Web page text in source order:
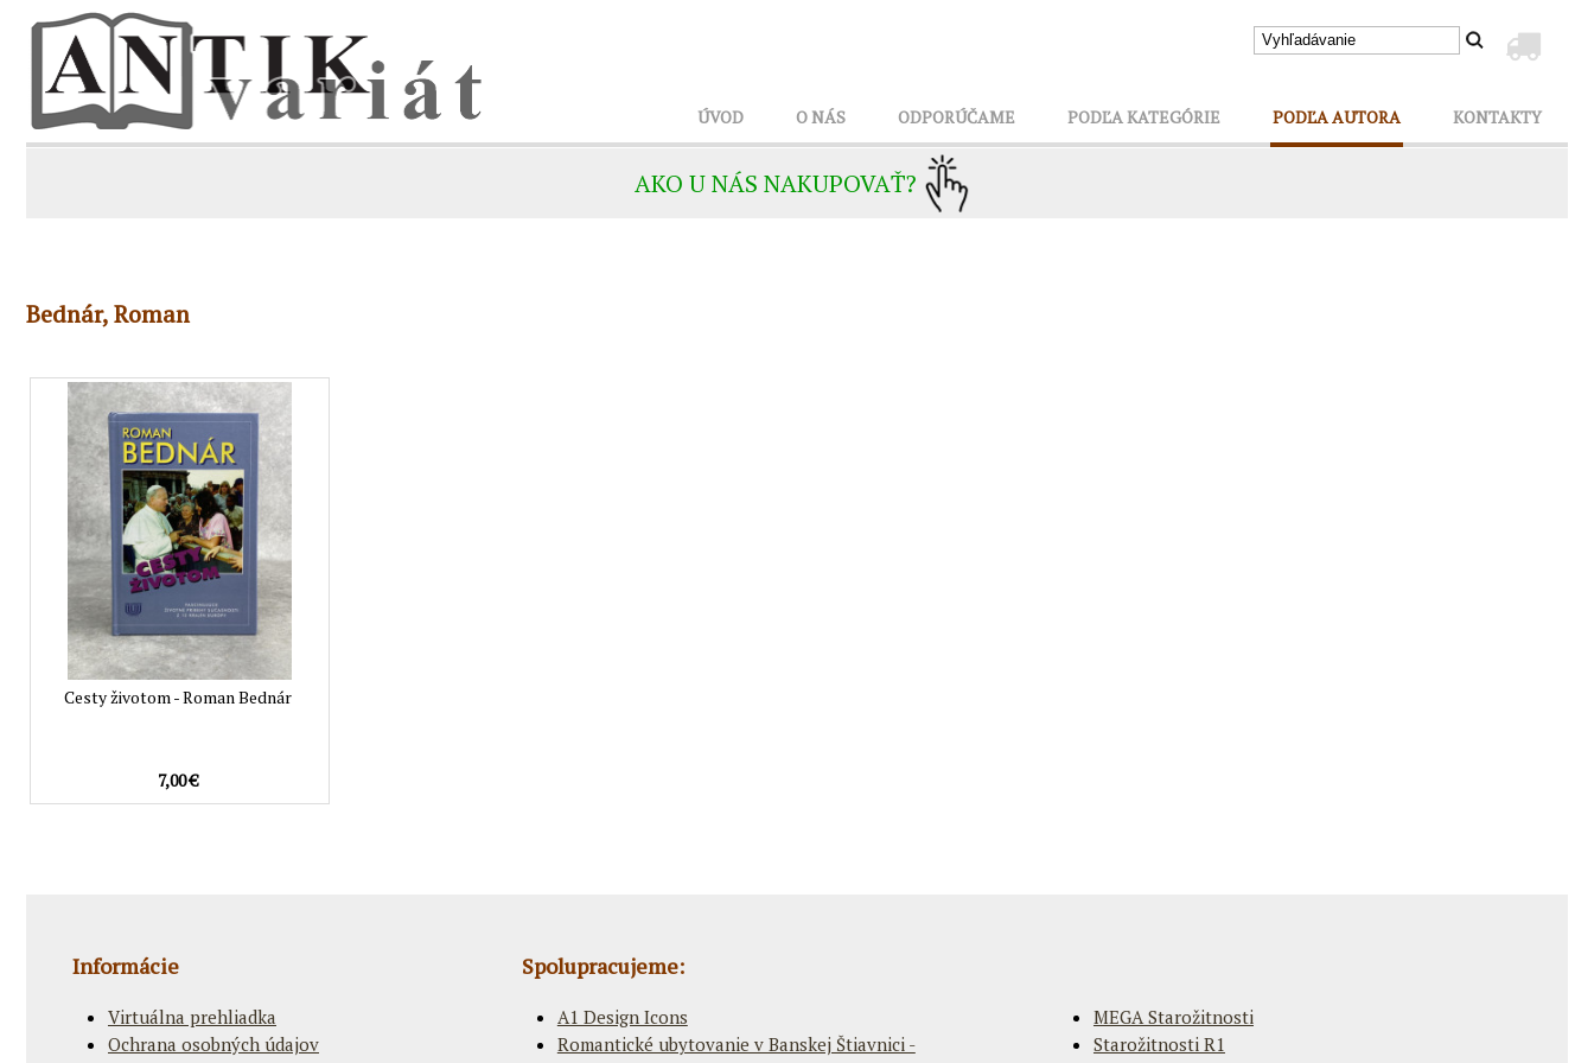
ÚVOD O NÁS ODPORÚČAME PODĽA KATEGÓRIE PODĽA AUTORA KONTAKTY
AKO U NÁS NAKUPOVAŤ?
Bednár, Roman
Cesty životom - Roman Bednár
7,00 €
Informácie
Virtuálna prehliadka
Ochrana osobných údajov
Spolupracujeme:
A1 Design Icons
Romantické ubytovanie v Banskej Štiavnici -
MEGA Starožitnosti
Starožitnosti R1